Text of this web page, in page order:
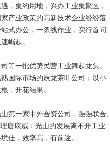
集约用地，兴办工业集聚区，
产业政策的高新技术企业纷纷落
式办公，一条线作业，实行首问
崛起。
一批优势民营工业舞起龙头。
国际市场的辰龙茶叶公司；以小
，开花结果。
第一家中外合资公司，强强联合,
唐康威：光山的发展离不开工业
佳，效率高，有前途。